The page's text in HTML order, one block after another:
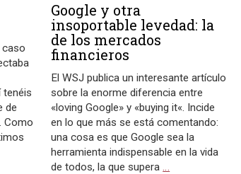
caso
tenéis
de
Como
Google y otra
insoportable levedad: la
de los mercados
financieros
El WSJ publica un interesante artículo
sobre la enorme diferencia entre
«loving Google» y «buying it«. Incide
en lo que más se está comentando:
una cosa es que Google sea la
herramienta indispensable en la vida
de todos, la que supera…